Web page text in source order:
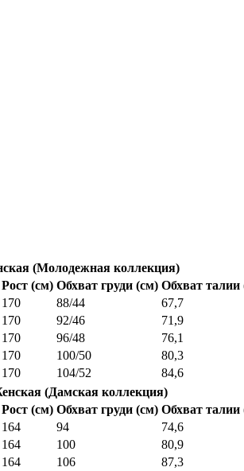
(Молодежная коллекция)
Рост (см) Обхват груди (см) Обхват талии
170 88/44 67,7
170 92/46 71,9
170 96/48 76,1
170 100/50 80,3
170 104/52 84,6
(Дамская коллекция)
Рост (см) Обхват груди (см) Обхват талии
164 94 74,6
164 100 80,9
164 106 87,3